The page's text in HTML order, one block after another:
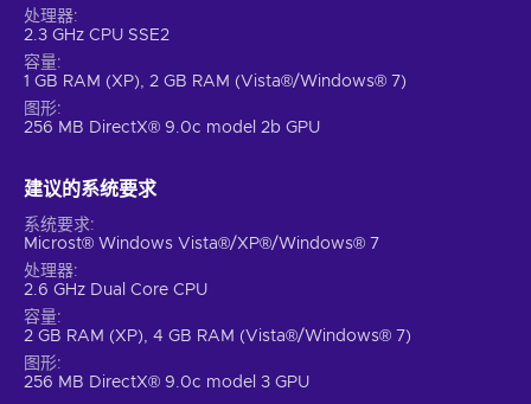
处理器
2.3 GHz CPU SSE2
容量
1 GB RAM (XP), 2 GB RAM (Vista®/Windows® 7)
图形
256 MB DirectX® 9.0c model 2b GPU
建议的系统要求
系统要求
Microst® Windows Vista®/XP®/Windows® 7
处理器
2.6 GHz Dual Core CPU
容量
2 GB RAM (XP), 4 GB RAM (Vista®/Windows® 7)
图形
256 MB DirectX® 9.0c model 3 GPU